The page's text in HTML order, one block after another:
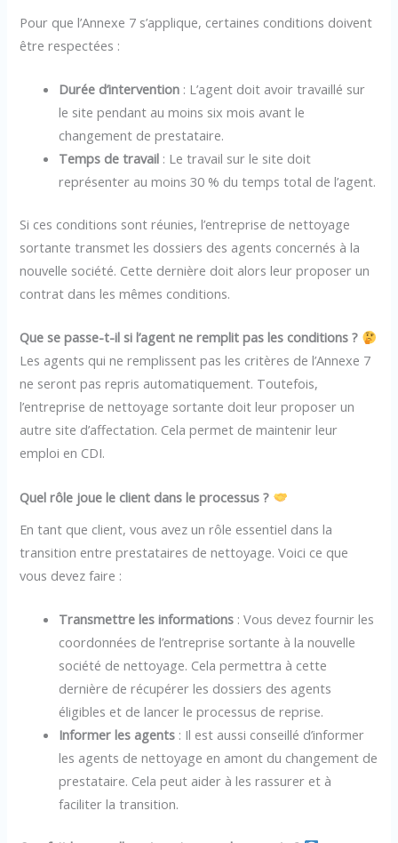
Pour que l’Annexe 7 s’applique, certaines conditions doivent
être respectées :
Durée d’intervention : L’agent doit avoir travaillé sur
le site pendant au moins six mois avant le
changement de prestataire.
Temps de travail : Le travail sur le site doit
représenter au moins 30 % du temps total de l’agent.
Si ces conditions sont réunies, l’entreprise de nettoyage
sortante transmet les dossiers des agents concernés à la
nouvelle société. Cette dernière doit alors leur proposer un
contrat dans les mêmes conditions.
Que se passe-t-il si l’agent ne remplit pas les conditions ?
Les agents qui ne remplissent pas les critères de l’Annexe 7
ne seront pas repris automatiquement. Toutefois,
l’entreprise de nettoyage sortante doit leur proposer un
autre site d’affectation. Cela permet de maintenir leur
emploi en CDI.
Quel rôle joue le client dans le processus ?
En tant que client, vous avez un rôle essentiel dans la
transition entre prestataires de nettoyage. Voici ce que
vous devez faire :
Transmettre les informations : Vous devez fournir les
coordonnées de l’entreprise sortante à la nouvelle
société de nettoyage. Cela permettra à cette
dernière de récupérer les dossiers des agents
éligibles et de lancer le processus de reprise.
Informer les agents : Il est aussi conseillé d’informer
les agents de nettoyage en amont du changement de
prestataire. Cela peut aider à les rassurer et à
faciliter la transition.